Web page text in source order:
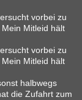
vorbei zu
Mitleid hält
vorbei zu
Mitleid hält
halbwegs
die Zufahrt zum